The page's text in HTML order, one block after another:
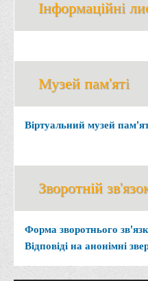
Інформаційні
Музей пам'яті
Віртуальний музей
Зворотній
Форма зворотнього
Відповіді на анонімні